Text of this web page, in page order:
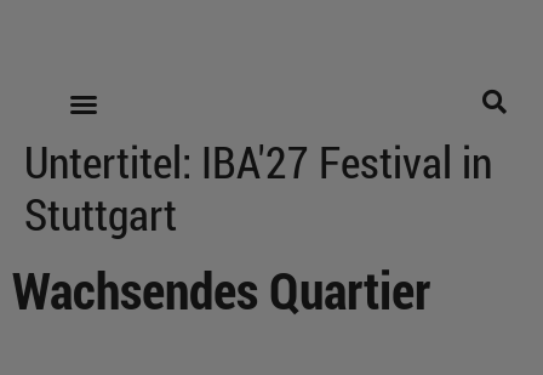
Untertitel: IBA'27 Festival in
Stuttgart
Wachsendes Quartier